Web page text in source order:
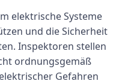
elektrische Systeme
und die Sicherheit
Inspektoren stellen
ordnungsgemäß
Gefahren